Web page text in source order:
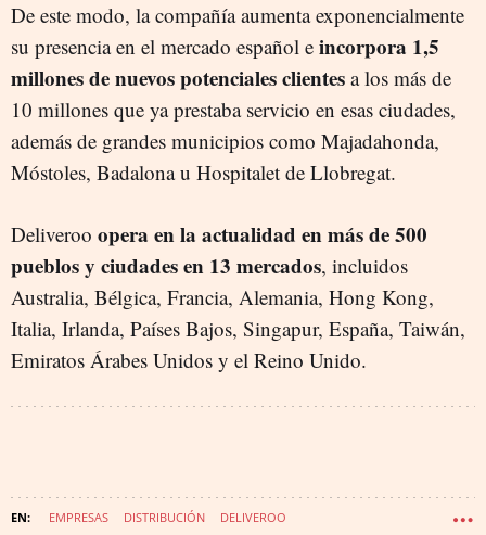
De este modo, la compañía aumenta exponencialmente
su presencia en el mercado español e incorpora 1,5
millones de nuevos potenciales clientes a los más de
10 millones que ya prestaba servicio en esas ciudades,
además de grandes municipios como Majadahonda,
Móstoles, Badalona u Hospitalet de Llobregat.
Deliveroo opera en la actualidad en más de 500
pueblos y ciudades en 13 mercados, incluidos
Australia, Bélgica, Francia, Alemania, Hong Kong,
Italia, Irlanda, Países Bajos, Singapur, España, Taiwán,
Emiratos Árabes Unidos y el Reino Unido.
EMPRESAS DISTRIBUCIÓN DELIVEROO